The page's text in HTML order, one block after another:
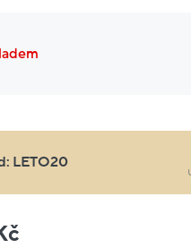
LETO20